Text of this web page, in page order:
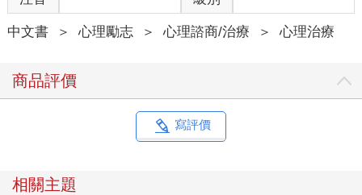
中文書 ＞ 心理勵志 ＞ 心理諮商/治療 ＞ 心理治療
商品評價
寫評價
相關主題